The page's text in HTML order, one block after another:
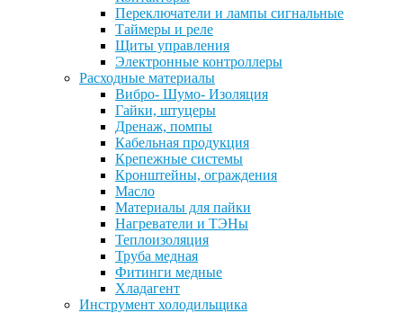
Переключатели и лампы сигнальные
Таймеры и реле
Щиты управления
Электронные контроллеры
Расходные материалы
Вибро- Шумо- Изоляция
Гайки, штуцеры
Дренаж, помпы
Кабельная продукция
Крепежные системы
Кронштейны, ограждения
Масло
Материалы для пайки
Нагреватели и ТЭНы
Теплоизоляция
Труба медная
Фитинги медные
Хладагент
Инструмент холодильщика